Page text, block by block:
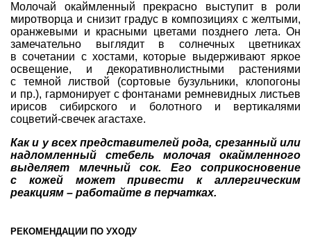
Молочай окаймленный прекрасно выступит в роли
миротворца и снизит градус в композициях с желтыми,
оранжевыми и красными цветами позднего лета. Он
замечательно выглядит в солнечных цветниках
в сочетании с хостами, которые выдерживают яркое
освещение, и декоративнолистными растениями
с темной листвой (сортовые бузульники, клопогоны
и пр.), гармонирует с фонтанами ремневидных листьев
ирисов сибирского и болотного и вертикалями
соцветий-свечек агастахе.
Как и у всех представителей рода, срезанный или
надломленный стебель молочая окаймленного
выделяет млечный сок. Его соприкосновение
с кожей может привести к аллергическим
реакциям – работайте в перчатках.
РЕКОМЕНДАЦИИ ПО УХОДУ